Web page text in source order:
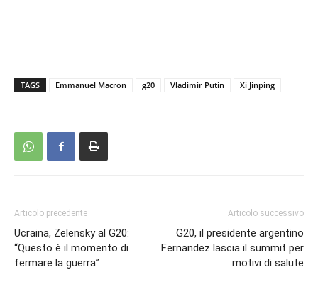
TAGS Emmanuel Macron g20 Vladimir Putin Xi Jinping
Articolo precedente
Ucraina, Zelensky al G20:
“Questo è il momento di
fermare la guerra”
Articolo successivo
G20, il presidente argentino
Fernandez lascia il summit per
motivi di salute